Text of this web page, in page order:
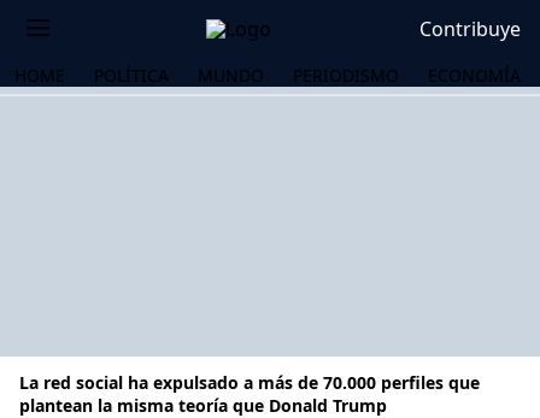
Contribuye
HOME POLÍTICA MUNDO PERIODISMO ECONOMÍA
La red social ha expulsado a más de 70.000 perfiles que
plantean la misma teoría que Donald Trump